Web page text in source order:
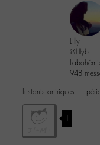
Lilly
@lillyb
948
Instants oniriques….
1